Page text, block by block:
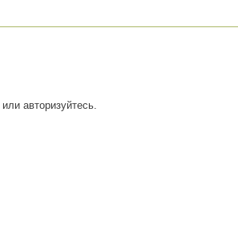
или авторизуйтесь.